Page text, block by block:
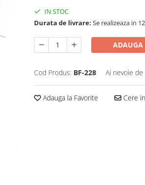
IN STOC
Durata de livrare: Se realizeaza in
ADAUGA
Cod Produs: BF-228 Ai nevoie de
Adauga la Favorite Cere